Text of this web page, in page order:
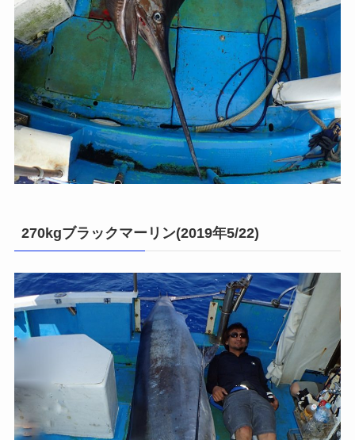
270kgブラックマーリン(2019年5/22)